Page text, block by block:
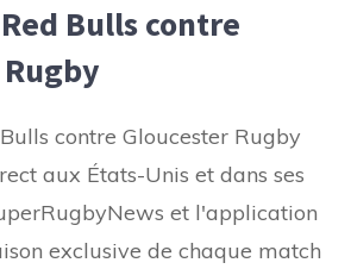
Bulls contre
contre Gloucester Rugby
aux États-Unis et dans ses
et l'application
exclusive de chaque match